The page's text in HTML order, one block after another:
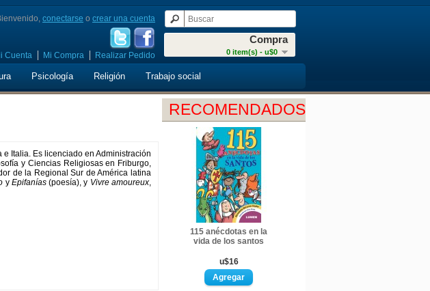
Compra
0 item(s) - u$0
conectarse o crear una cuenta
Cuenta Mi Compra Realizar Pedido
Psicología Religión Trabajo social
RECOMENDADOS
115 anécdotas en la
vida de los santos
u$16
Italia. Es licenciado en Administración
y Ciencias Religiosas en Friburgo,
de la Regional Sur de América latina
y Epifanías(poesía), y Vivre amoureux,